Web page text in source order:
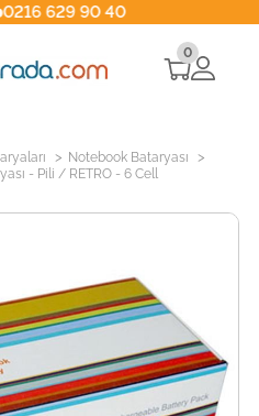
0216 629 90 40
0
> Notebook Bataryası >
- Pili / RETRO - 6 Cell